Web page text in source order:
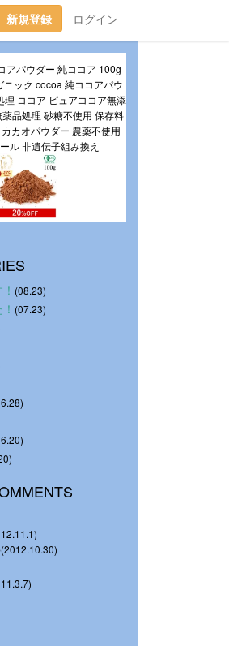
新規登録 ログイン
アパウダー 純ココア 100g
ック cocoa 純ココアパウ
理 ココア ピュアココア無添
品処理 砂糖不使用 保存料
カオパウダー 農薬不使用
ル 非遺伝子組み換え
(08.23)
(07.23)